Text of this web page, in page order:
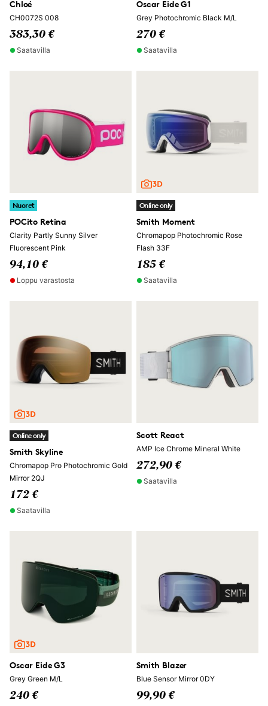
Chloé
CH0072S 008
383,30 €
Saatavilla
Oscar Eide G1
Grey Photochromic Black M/L
270 €
Saatavilla
Nuoret
POCito Retina
Clarity Partly Sunny Silver
Fluorescent Pink
94,10 €
Loppu varastosta
Online only
Smith Moment
Chromapop Photochromic Rose
Flash 33F
185 €
Saatavilla
Online only
Smith Skyline
Chromapop Pro Photochromic Gold
Mirror 2QJ
172 €
Saatavilla
Scott React
AMP Ice Chrome Mineral White
272,90 €
Saatavilla
Oscar Eide G3
Grey Green M/L
240 €
Smith Blazer
Blue Sensor Mirror 0DY
99,90 €